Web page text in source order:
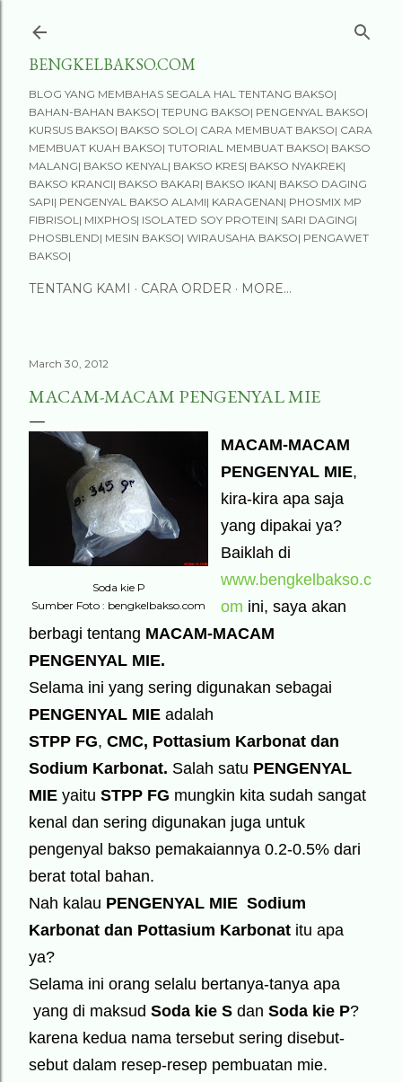
BENGKELBAKSO.COM
BLOG YANG MEMBAHAS SEGALA HAL TENTANG BAKSO|
BAHAN-BAHAN BAKSO| TEPUNG BAKSO| PENGENYAL BAKSO|
KURSUS BAKSO| BAKSO SOLO| CARA MEMBUAT BAKSO| CARA
MEMBUAT KUAH BAKSO| TUTORIAL MEMBUAT BAKSO| BAKSO
MALANG| BAKSO KENYAL| BAKSO KRES| BAKSO NYAKREK|
BAKSO KRANCI| BAKSO BAKAR| BAKSO IKAN| BAKSO DAGING
SAPI| PENGENYAL BAKSO ALAMI| KARAGENAN| PHOSMIX MP
FIBRISOL| MIXPHOS| ISOLATED SOY PROTEIN| SARI DAGING|
PHOSBLEND| MESIN BAKSO| WIRAUSAHA BAKSO| PENGAWET
BAKSO|
TENTANG KAMI CARA ORDER MORE…
March 30, 2012
MACAM-MACAM PENGENYAL MIE
Soda kie P
Sumber Foto : bengkelbakso.com
MACAM-MACAM
PENGENYAL MIE,
kira-kira apa saja
yang dipakai ya?
Baiklah di
www.bengkelbakso.c
om ini, saya akan
berbagi tentang MACAM-MACAM
PENGENYAL MIE.
Selama ini yang sering digunakan sebagai
PENGENYAL MIE adalah
STPP FG, CMC, Pottasium Karbonat dan
Sodium Karbonat. Salah satu PENGENYAL
MIE yaitu STPP FG mungkin kita sudah sangat
kenal dan sering digunakan juga untuk
pengenyal bakso pemakaiannya 0.2-0.5% dari
berat total bahan.
Nah kalau PENGENYAL MIE Sodium
Karbonat dan Pottasium Karbonat itu apa
ya?
Selama ini orang selalu bertanya-tanya apa
yang di maksud Soda kie S dan Soda kie P?
karena kedua nama tersebut sering disebut-
sebut dalam resep-resep pembuatan mie.